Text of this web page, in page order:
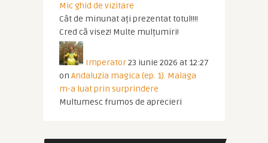
Mic ghid de vizitare
Cât de minunat ați prezentat totul!!!!
Cred că visez! Multe mulțumiri!
Imperator23 iunie 2026 at 12:27
on Andaluzia magica (ep. 1). Malaga
m-a luat prin surprindere
Multumesc frumos de aprecieri